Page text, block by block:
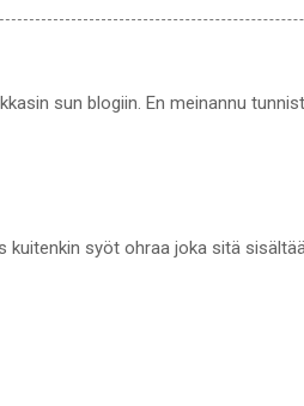
sun blogiin. En meinannu
syöt ohraa joka sitä